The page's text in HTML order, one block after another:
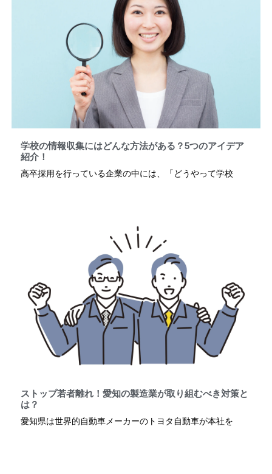
学校の情報収集にはどんな方法がある？5つのアイデア
紹介！
高卒採用を行っている企業の中には、「どうやって学校
ストップ若者離れ！愛知の製造業が取り組むべき対策と
は？
愛知県は世界的自動車メーカーのトヨタ自動車が本社を